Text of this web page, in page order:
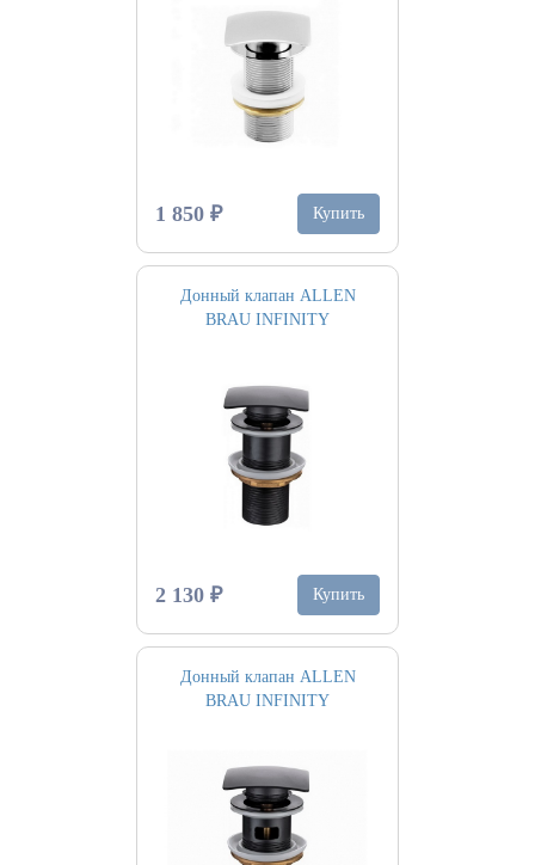
1 850 ₽ Купить
Донный клапан ALLEN
BRAU INFINITY
2 130 ₽ Купить
Донный клапан ALLEN
BRAU INFINITY